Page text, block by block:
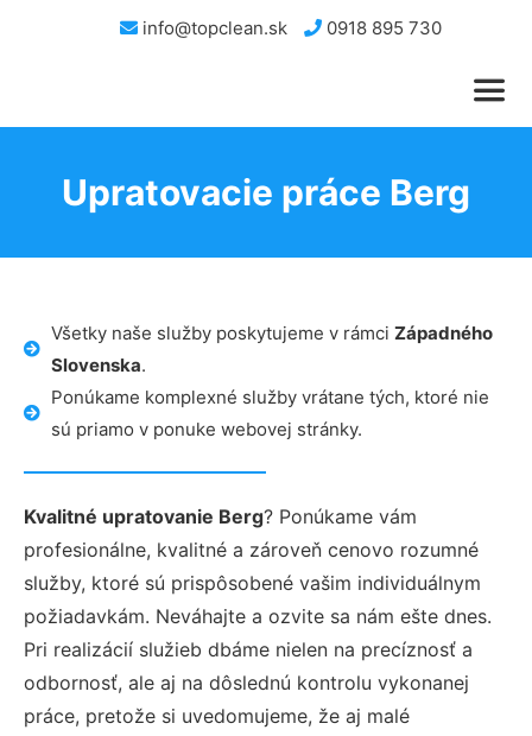
info@topclean.sk 0918 895 730
Upratovacie práce Berg
Všetky naše služby poskytujeme v rámci Západného
Slovenska.
Ponúkame komplexné služby vrátane tých, ktoré nie
sú priamo v ponuke webovej stránky.
Kvalitné upratovanie Berg? Ponúkame vám
profesionálne, kvalitné a zároveň cenovo rozumné
služby, ktoré sú prispôsobené vašim individuálnym
požiadavkám. Neváhajte a ozvite sa nám ešte dnes.
Pri realizácií služieb dbáme nielen na precíznosť a
odbornosť, ale aj na dôslednú kontrolu vykonanej
práce, pretože si uvedomujeme, že aj malé